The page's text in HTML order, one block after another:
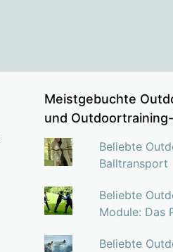
Meistgebuchte
und
Beliebte
Balltransport
Beliebte
Module: Das
Beliebte